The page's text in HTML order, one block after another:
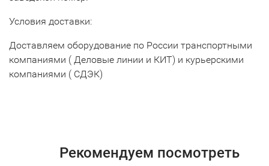
Условия доставки:
Доставляем оборудование по России транспортными
компаниями ( Деловые линии и КИТ) и курьерскими
компаниями ( СДЭК)
Рекомендуем посмотреть